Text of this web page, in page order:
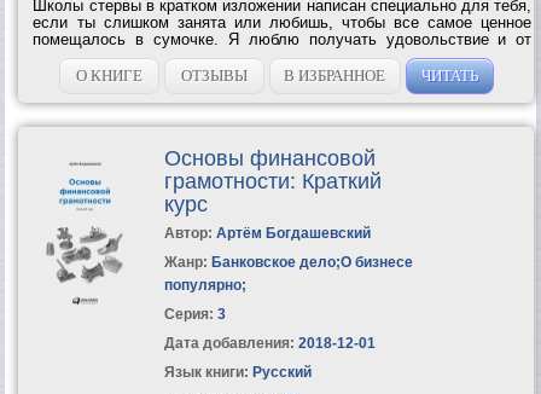
Школы стервы в кратком изложении написан специально для тебя,
если ты слишком занята или любишь, чтобы все самое ценное
помещалось в сумочке. Я люблю получать удовольствие и от
процесса, и от результата – в работе, общении, сексе, воспитании
детей, отдыхе,...
О КНИГЕ ОТЗЫВЫ В ИЗБРАННОЕ ЧИТАТЬ
Основы финансовой
грамотности: Краткий
курс
Автор: Артём Богдашевский
Жанр: Банковское дело;О бизнесе
популярно;
Серия: 3
Дата добавления: 2018-12-01
Язык книги: Русский